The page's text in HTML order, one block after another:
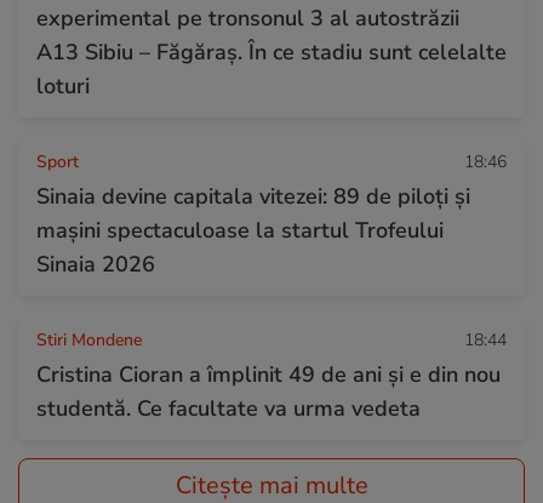
experimental pe tronsonul 3 al autostrăzii
A13 Sibiu – Făgăraș. În ce stadiu sunt celelalte
loturi
Sport 18:46
Sinaia devine capitala vitezei: 89 de piloți și
mașini spectaculoase la startul Trofeului
Sinaia 2026
Stiri Mondene 18:44
Cristina Cioran a împlinit 49 de ani și e din nou
studentă. Ce facultate va urma vedeta
Citește mai multe